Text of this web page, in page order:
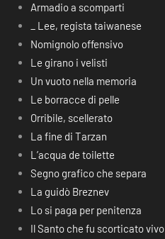
Armadio a scomparti
_ Lee, regista taiwanese
Nomignolo offensivo
Le girano i velisti
Un vuoto nella memoria
Le borracce di pelle
Orribile, scellerato
La fine di Tarzan
L’acqua de toilette
Segno grafico che separa
La guidò Breznev
Lo si paga per penitenza
Il Santo che fu scorticato vivo